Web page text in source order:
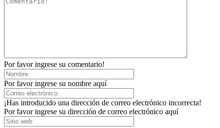
Por favor ingrese su comentario!
Por favor ingrese su nombre aquí
¡Has introducido una dirección de correo electrónico incorrecta!
Por favor ingrese su dirección de correo electrónico aquí